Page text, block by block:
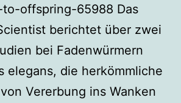
offspring-65988 Das
berichtet über zwei
bei Fadenwürmern
elegans, die herkömmliche
Vererbung ins Wanken